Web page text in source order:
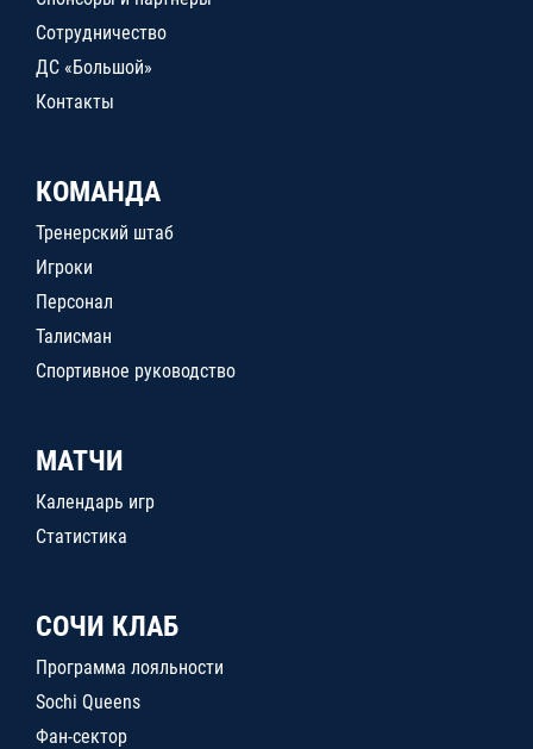
Сотрудничество
ДС «Большой»
Контакты
КОМАНДА
Тренерский штаб
Игроки
Персонал
Талисман
Спортивное руководство
МАТЧИ
Календарь игр
Статистика
СОЧИ КЛАБ
Программа лояльности
Sochi Queens
Фан-сектор